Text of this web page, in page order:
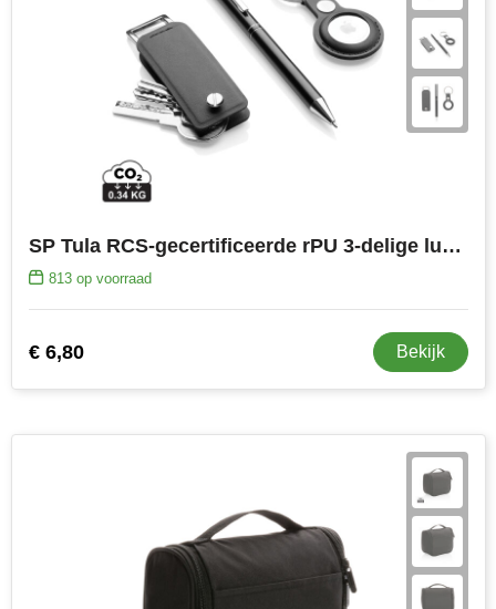
SP Tula RCS-gecertificeerde rPU 3-delige luxe geschenkset
813op voorraad
€ 6,80 Bekijk